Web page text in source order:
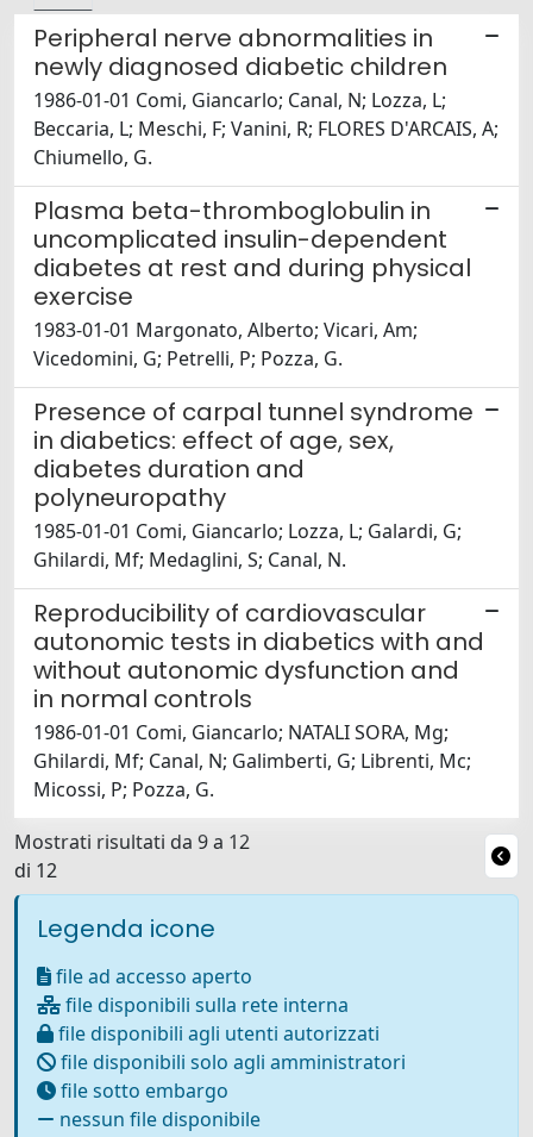
Peripheral nerve abnormalities in
newly diagnosed diabetic children
1986-01-01 Comi, Giancarlo; Canal, N; Lozza, L;
Beccaria, L; Meschi, F; Vanini, R; FLORES D'ARCAIS, A;
Chiumello, G.
Plasma beta-thromboglobulin in
uncomplicated insulin-dependent
diabetes at rest and during physical
exercise
1983-01-01 Margonato, Alberto; Vicari, Am;
Vicedomini, G; Petrelli, P; Pozza, G.
Presence of carpal tunnel syndrome
in diabetics: effect of age, sex,
diabetes duration and
polyneuropathy
1985-01-01 Comi, Giancarlo; Lozza, L; Galardi, G;
Ghilardi, Mf; Medaglini, S; Canal, N.
Reproducibility of cardiovascular
autonomic tests in diabetics with and
without autonomic dysfunction and
in normal controls
1986-01-01 Comi, Giancarlo; NATALI SORA, Mg;
Ghilardi, Mf; Canal, N; Galimberti, G; Librenti, Mc;
Micossi, P; Pozza, G.
Mostrati risultati da 9 a 12
di 12
Legenda icone
file ad accesso aperto
file disponibili sulla rete interna
file disponibili agli utenti autorizzati
file disponibili solo agli amministratori
file sotto embargo
nessun file disponibile